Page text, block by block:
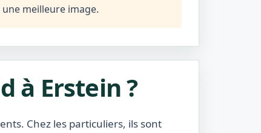
meilleure image.
à Erstein ?
Chez les particuliers, ils sont